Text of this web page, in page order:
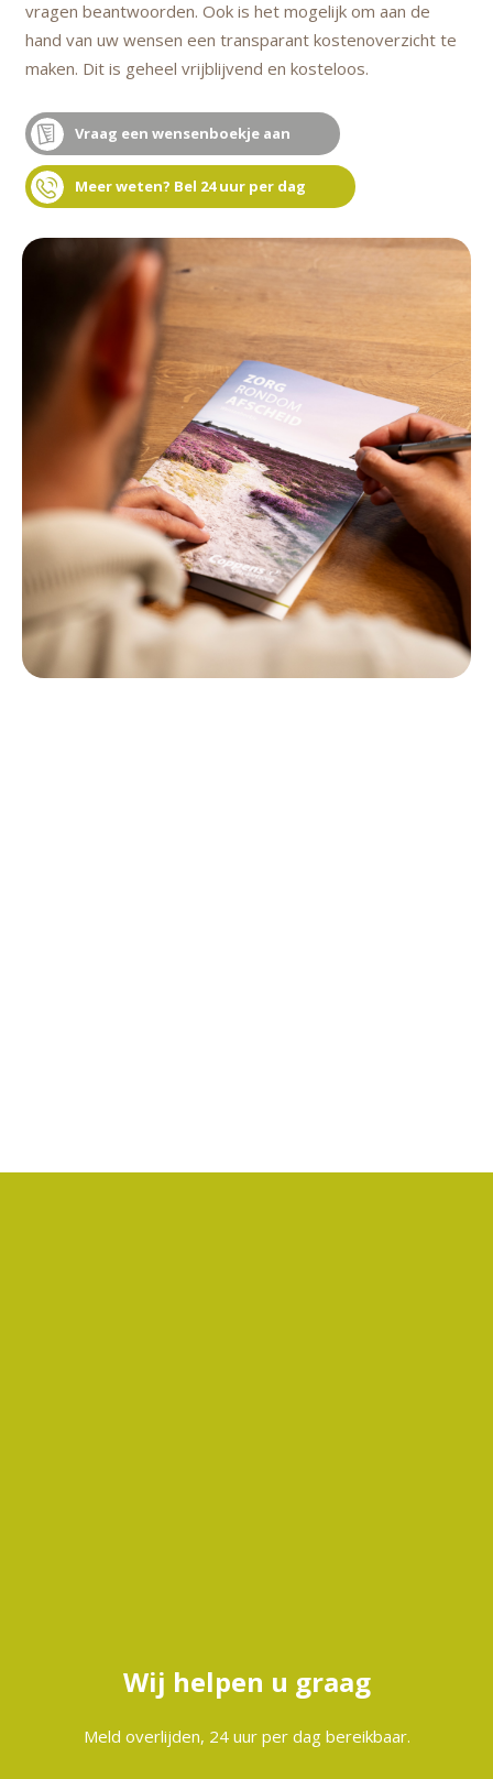
vragen beantwoorden. Ook is het mogelijk om aan de
hand van uw wensen een transparant kostenoverzicht te
maken. Dit is geheel vrijblijvend en kosteloos.
Vraag een wensenboekje aan
Meer weten? Bel 24 uur per dag
Wij helpen u graag
Meld overlijden, 24 uur per dag bereikbaar.